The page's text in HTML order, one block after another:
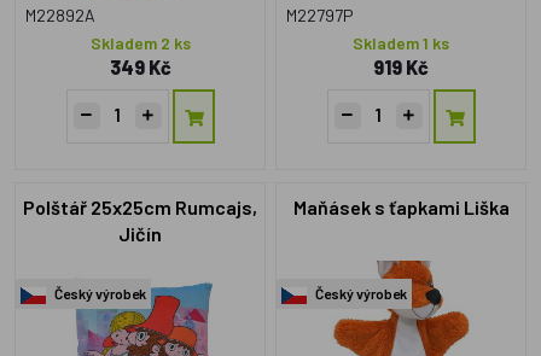
M22892A
Skladem 2 ks
349 Kč
M22797P
Skladem 1 ks
919 Kč
Polštář 25x25cm Rumcajs,
Jičín
Český výrobek
Maňásek s ťapkami Liška
Český výrobek